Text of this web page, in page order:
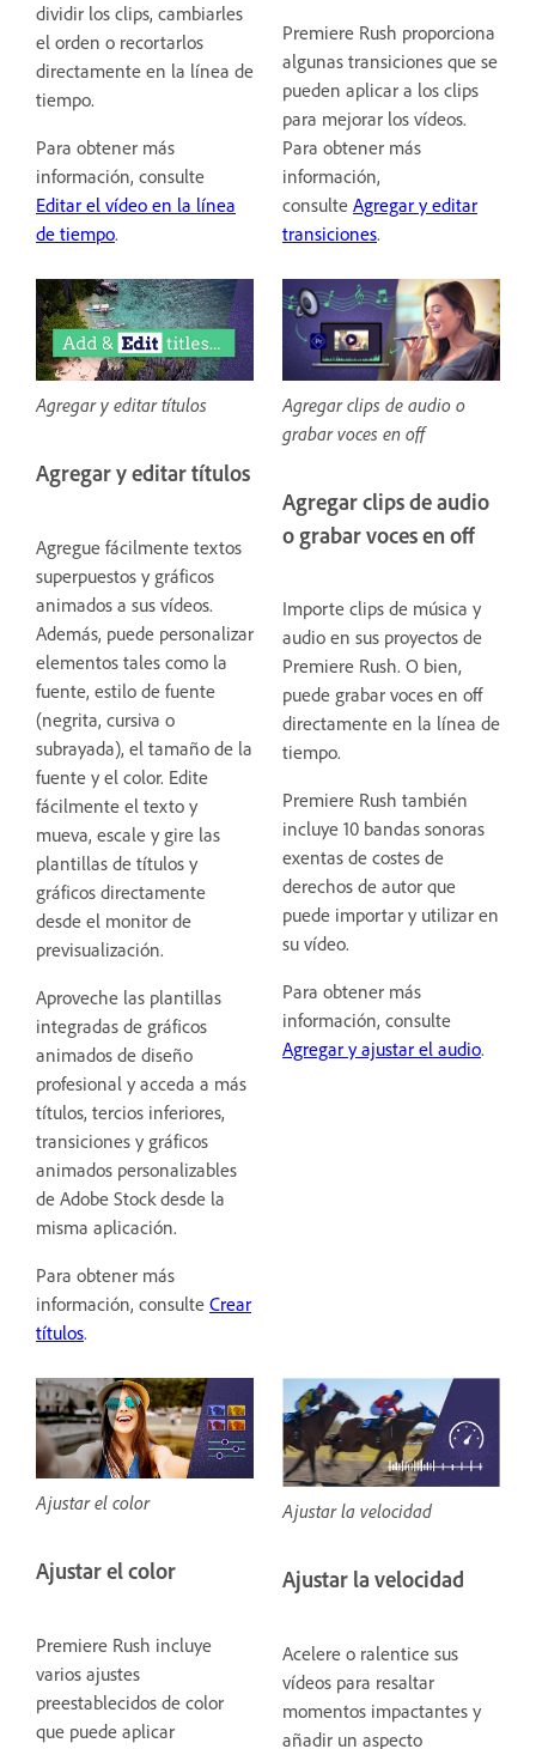
dividir los clips, cambiarles
el orden o recortarlos
directamente en la línea de
tiempo.
Para obtener más
información, consulte
Editar el vídeo en la línea
de tiempo.
Premiere Rush proporciona
algunas transiciones que se
pueden aplicar a los clips
para mejorar los vídeos.
Para obtener más
información,
consulte Agregar y editar
transiciones.
Agregar y editar títulos
Agregar y editar títulos
Agregue fácilmente textos
superpuestos y gráficos
animados a sus vídeos.
Además, puede personalizar
elementos tales como la
fuente, estilo de fuente
(negrita, cursiva o
subrayada), el tamaño de la
fuente y el color. Edite
fácilmente el texto y
mueva, escale y gire las
plantillas de títulos y
gráficos directamente
desde el monitor de
previsualización.
Aproveche las plantillas
integradas de gráficos
animados de diseño
profesional y acceda a más
títulos, tercios inferiores,
transiciones y gráficos
animados personalizables
de Adobe Stock desde la
misma aplicación.
Para obtener más
información, consulte Crear
títulos.
Agregar clips de audio o
grabar voces en off
Agregar clips de audio
o grabar voces en off
Importe clips de música y
audio en sus proyectos de
Premiere Rush. O bien,
puede grabar voces en off
directamente en la línea de
tiempo.
Premiere Rush también
incluye 10 bandas sonoras
exentas de costes de
derechos de autor que
puede importar y utilizar en
su vídeo.
Para obtener más
información, consulte
Agregar y ajustar el audio.
Ajustar el color
Ajustar el color
Premiere Rush incluye
varios ajustes
preestablecidos de color
que puede aplicar
Ajustar la velocidad
Ajustar la velocidad
Acelere o ralentice sus
vídeos para resaltar
momentos impactantes y
añadir un aspecto